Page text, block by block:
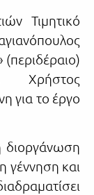
Τιμητικό
(περιδέραιο)
Χρήστος
για το έργο
διοργάνωση
γέννηση και